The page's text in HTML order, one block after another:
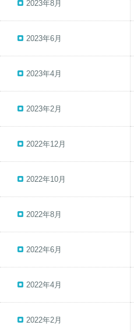
2023年8月
2023年6月
2023年4月
2023年2月
2022年12月
2022年10月
2022年8月
2022年6月
2022年4月
2022年2月